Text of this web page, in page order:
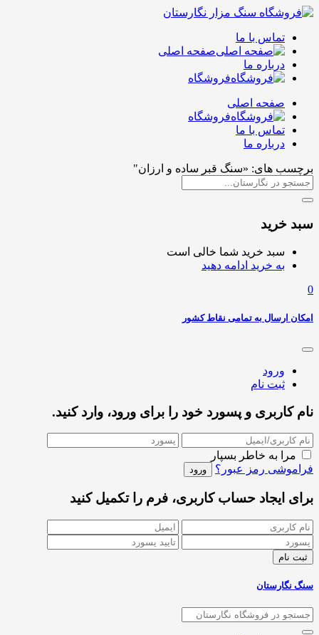
تماس با ما
صفحه اصلی
درباره ما
فروشگاه
صفحه اصلی
فروشگاه
تماس با ما
درباره ما
برچسب های: «سنگ قبر ساده و ارزان"
سبد خرید
سبد خرید شما خالی است
به خرید ادامه دهید
0
امکان ارسال به تمامی نقاط کشور
ورود
ثبت نام
نام کاربری و پسورد خود را برای ورود، وارد کنید.
مرا به خاطر بسپار
فراموشی رمز عبور؟
برای ایجاد حساب کاربری، فرم را تکمیل کنید
سنگ نگارستان